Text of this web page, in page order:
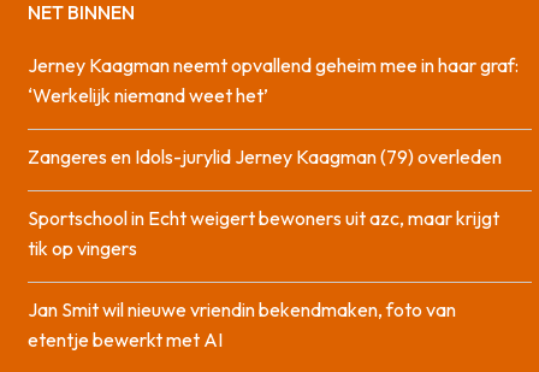
NET BINNEN
Jerney Kaagman neemt opvallend geheim mee in haar graf:
‘Werkelijk niemand weet het’
Zangeres en Idols-jurylid Jerney Kaagman (79) overleden
Sportschool in Echt weigert bewoners uit azc, maar krijgt
tik op vingers
Jan Smit wil nieuwe vriendin bekendmaken, foto van
etentje bewerkt met AI